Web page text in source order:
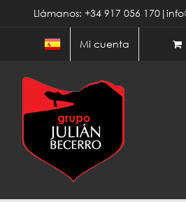
contenido
Llámanos: +34 917 056
Mi cuenta